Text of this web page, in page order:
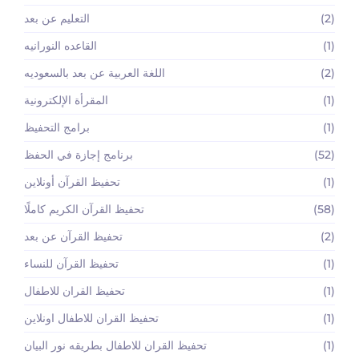
التعليم عن بعد
(2)
القاعده النورانيه
(1)
اللغة العربية عن بعد بالسعوديه
(2)
المقرأة الإلكترونية
(1)
برامج التحفيظ
(1)
برنامج إجازة في الحفظ
(52)
تحفيظ القرآن أونلاين
(1)
تحفيظ القرآن الكريم كاملًا
(58)
تحفيظ القرآن عن بعد
(2)
تحفيظ القرآن للنساء
(1)
تحفيظ القران للاطفال
(1)
تحفيظ القران للاطفال اونلاين
(1)
تحفيظ القران للاطفال بطريقه نور البيان
(1)